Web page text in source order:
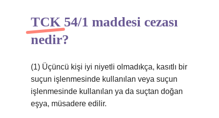
TCK 54/1 maddesi cezası
nedir?
(1) Üçüncü kişi iyi niyetli olmadıkça, kasıtlı bir
suçun işlenmesinde kullanılan veya suçun
işlenmesinde kullanılan ya da suçtan doğan
eşya, müsadere edilir.